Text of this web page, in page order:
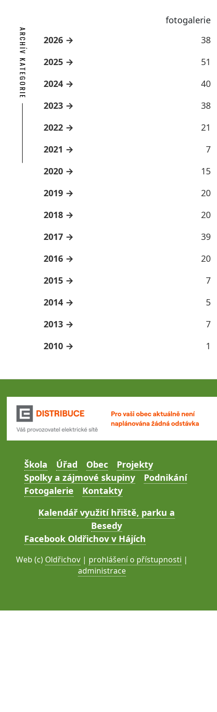
fotogalerie
ARCHÍV KATEGORIE 2026
38
2025
51
2024
40
2023
38
2022
21
2021
7
2020
15
2019
20
2018
20
2017
39
2016
20
2015
7
2014
5
2013
7
2010
1
Škola Úřad Obec
Projekty
Spolky a zájmové skupiny
Podnikání
Fotogalerie
Kontakty
Kalendář využití hřiště, parku a
Besedy
Facebook Oldřichov v Hájích
Web (c) Oldřichov | prohlášení o přístupnosti |
administrace